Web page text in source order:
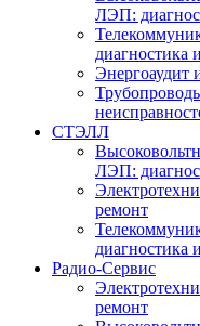
ЛЭП:
диагностика
Энергоаудит
СТЭЛЛ
ЛЭП:
ремонт
диагностика
Радио-Cервис
ремонт